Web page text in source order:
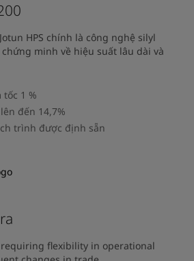
HPS chính là công nghệ silyl
minh về hiệu suất lâu dài và
1 %
đến 14,7%
trình được định sẵn
flexibility in operational